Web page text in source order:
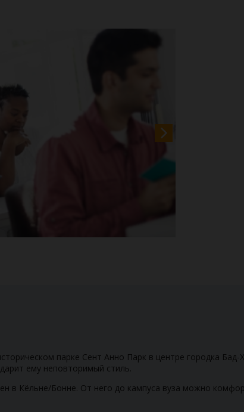
парке Сент Анно Парк в центре городка
ему неповторимый стиль.
в Кёльне/Бонне. От него до кампуса вуза можно